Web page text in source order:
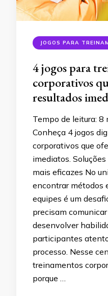
JOGOS PARA
4 jogos para
corporativos
resultados
Tempo de leitura: 8
Conheça 4 jogos
corporativos que
imediatos.
mais eficazes No
encontrar métodos
equipes é um
precisam
desenvolver
participantes
processo. Nesse
treinamentos
porque …